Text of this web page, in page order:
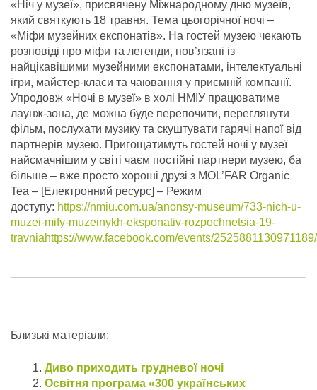
«Ніч у музеї», присвячену Міжнародному дню музеїв,
який святкують 18 травня. Тема цьогорічної ночі –
«Міфи музейних експонатів». На гостей музею чекають
розповіді про міфи та легенди, пов’язані із
найцікавішими музейними експонатами, інтелектуальні
ігри, майстер-класи та чаювання у приємній компанії.
Упродовж «Ночі в музеї» в холі НМІУ працюватиме
лаунж-зона, де можна буде перепочити, переглянути
фільм, послухати музику та скуштувати гарячі напої від
партнерів музею. Пригощатимуть гостей ночі у музеї
найсмачнішим у світі чаєм постійні партнери музею, ба
більше – вже просто хороші друзі з MOL’FAR Organic
Tea – [Електронний ресурс] – Режим
доступу: https://nmiu.com.ua/anonsy-museum/733-nich-u-
muzei-mify-muzeinykh-eksponativ-rozpochnetsia-19-
travniahttps://www.facebook.com/events/2525881130971189/
Близькі матеріали:
Диво приходить грудневої ночі
Освітня програма «300 українських